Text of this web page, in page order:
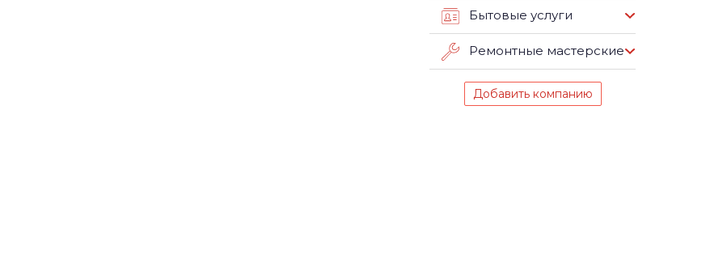
Бытовые услуги
Ремонтные мастерские
Добавить компанию